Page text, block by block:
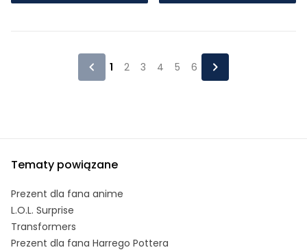
1 2 3 4 5 6
Tematy powiązane
Prezent dla fana anime
L.O.L. Surprise
Transformers
Prezent dla fana Harrego Pottera